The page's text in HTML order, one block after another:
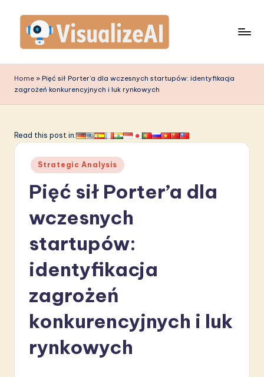
content
is
u
li
A
Home » Pięć sił Porter’a dla wczesnych startupów: identyfikacja
zagrożeń konkurencyjnych i luk rynkowych
Read this post in:
Posted
in
Strategic Analysis
Pięć sił Porter’a dla
wczesnych
startupów:
identyfikacja
zagrożeń
konkurencyjnych i luk
rynkowych